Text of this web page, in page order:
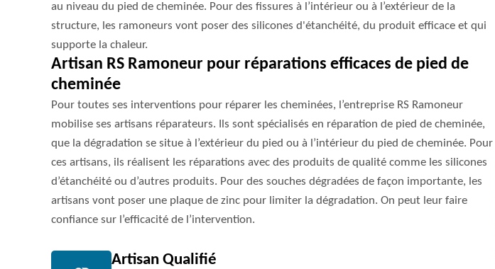
au niveau du pied de cheminée. Pour des fissures à l’intérieur ou à l’extérieur de la
structure, les ramoneurs vont poser des silicones d'étanchéité, du produit efficace et qui
supporte la chaleur.
Artisan RS Ramoneur pour réparations efficaces de pied de
cheminée
Pour toutes ses interventions pour réparer les cheminées, l’entreprise RS Ramoneur
mobilise ses artisans réparateurs. Ils sont spécialisés en réparation de pied de cheminée,
que la dégradation se situe à l’extérieur du pied ou à l’intérieur du pied de cheminée. Pour
ces artisans, ils réalisent les réparations avec des produits de qualité comme les silicones
d’étanchéité ou d’autres produits. Pour des souches dégradées de façon importante, les
artisans vont poser une plaque de zinc pour limiter la dégradation. On peut leur faire
confiance sur l’efficacité de l’intervention.
Artisan Qualifié